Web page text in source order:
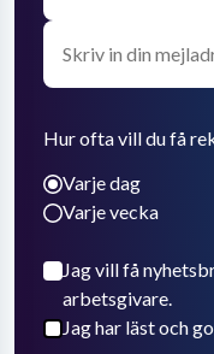
Hur ofta vill du få
Varje dag
Varje vecka
Jag vill få
arbetsgivare.
Jag har läst och